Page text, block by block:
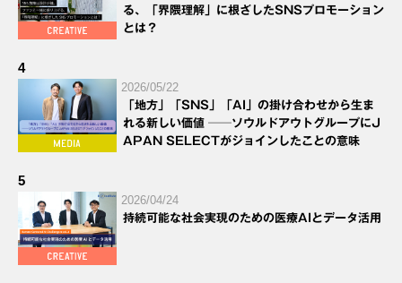
る、「界隈理解」に根ざしたSNSプロモーション
とは？
4
2026/05/22
「地方」「SNS」「AI」の掛け合わせから生ま
れる新しい価値 ──ソウルドアウトグループにJ
APAN SELECTがジョインしたことの意味
5
2026/04/24
持続可能な社会実現のための医療AIとデータ活用